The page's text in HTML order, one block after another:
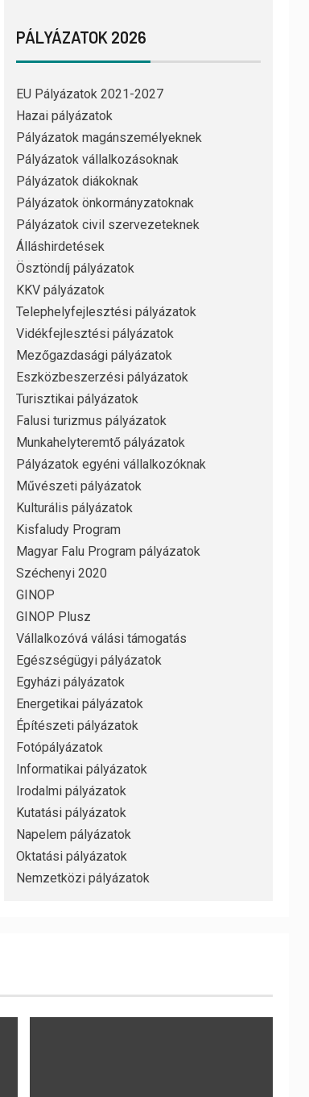
PÁLYÁZATOK 2026
EU Pályázatok 2021-2027
Hazai pályázatok
Pályázatok magánszemélyeknek
Pályázatok vállalkozásoknak
Pályázatok diákoknak
Pályázatok önkormányzatoknak
Pályázatok civil szervezeteknek
Álláshirdetések
Ösztöndíj pályázatok
KKV pályázatok
Telephelyfejlesztési pályázatok
Vidékfejlesztési pályázatok
Mezőgazdasági pályázatok
Eszközbeszerzési pályázatok
Turisztikai pályázatok
Falusi turizmus pályázatok
Munkahelyteremtő pályázatok
Pályázatok egyéni vállalkozóknak
Művészeti pályázatok
Kulturális pályázatok
Kisfaludy Program
Magyar Falu Program pályázatok
Széchenyi 2020
GINOP
GINOP Plusz
Vállalkozóvá válási támogatás
Egészségügyi pályázatok
Egyházi pályázatok
Energetikai pályázatok
Építészeti pályázatok
Fotópályázatok
Informatikai pályázatok
Irodalmi pályázatok
Kutatási pályázatok
Napelem pályázatok
Oktatási pályázatok
Nemzetközi pályázatok